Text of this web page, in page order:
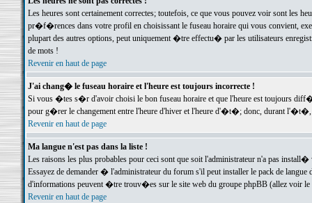
Les heures sont certainement correctes; toutefois, ce que vous pouvez voir sont
pr�f�rences dans votre profil en choisissant le fuseau horaire qui vous convient,
plupart des autres options, peut uniquement �tre effectu� par les utilisateurs
de mots !
Revenir en haut de page
J'ai chang� le fuseau horaire et l'heure est toujours incorrecte !
Si vous �tes s�r d'avoir choisi le bon fuseau horaire et que l'heure est toujours
pour g�rer le changement entre l'heure d'hiver et l'heure d'�t�; donc, durant
Revenir en haut de page
Ma langue n'est pas dans la liste !
Les raisons les plus probables pour ceci sont que soit l'administrateur n'a pas
Essayez de demander � l'administrateur du forum s'il peut installer le pack de
d'informations peuvent �tre trouv�es sur le site web du groupe phpBB (allez voir le
Revenir en haut de page